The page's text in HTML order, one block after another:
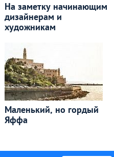
На заметку начинающим
дизайнерам и
художникам
Маленький, но гордый
Яффа